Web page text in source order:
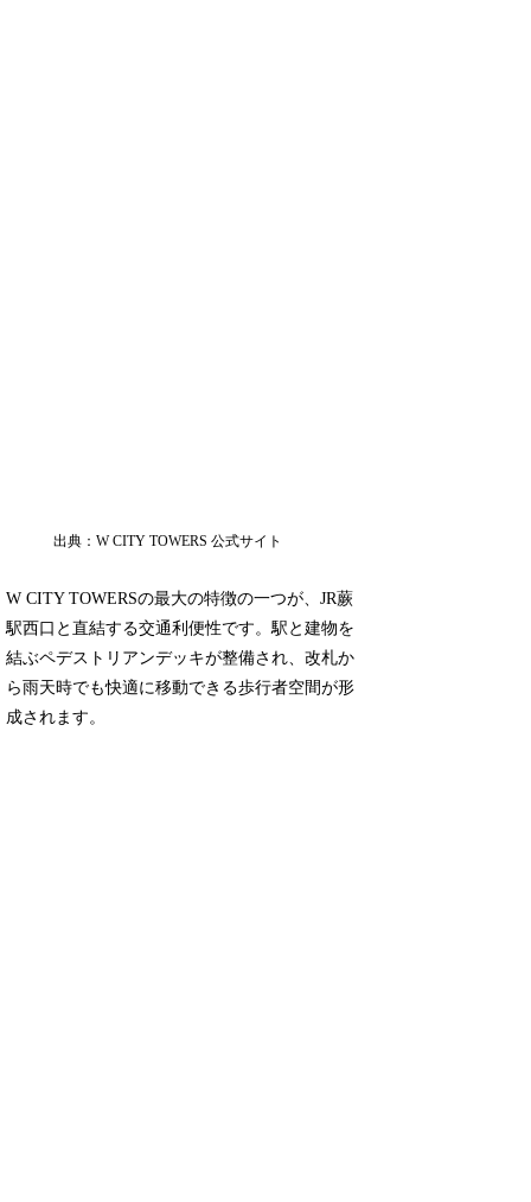
出典：W CITY TOWERS 公式サイト
W CITY TOWERSの最大の特徴の一つが、JR蕨
駅西口と直結する交通利便性です。駅と建物を
結ぶペデストリアンデッキが整備され、改札か
ら雨天時でも快適に移動できる歩行者空間が形
成されます。